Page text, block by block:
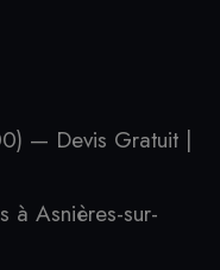
— Devis Gratuit |
à Asnières-sur-